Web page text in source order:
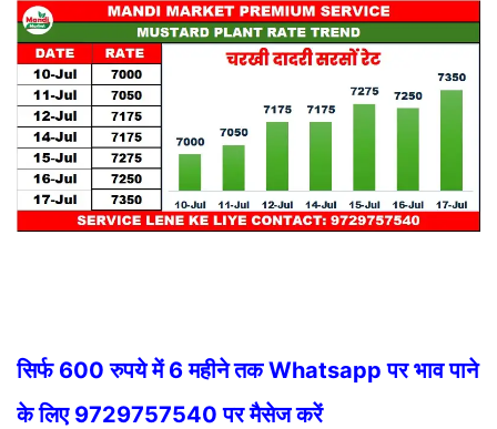
सिर्फ 600 रुपये में 6 महीने तक Whatsapp पर भाव पाने
के लिए 9729757540 पर मैसेज करें